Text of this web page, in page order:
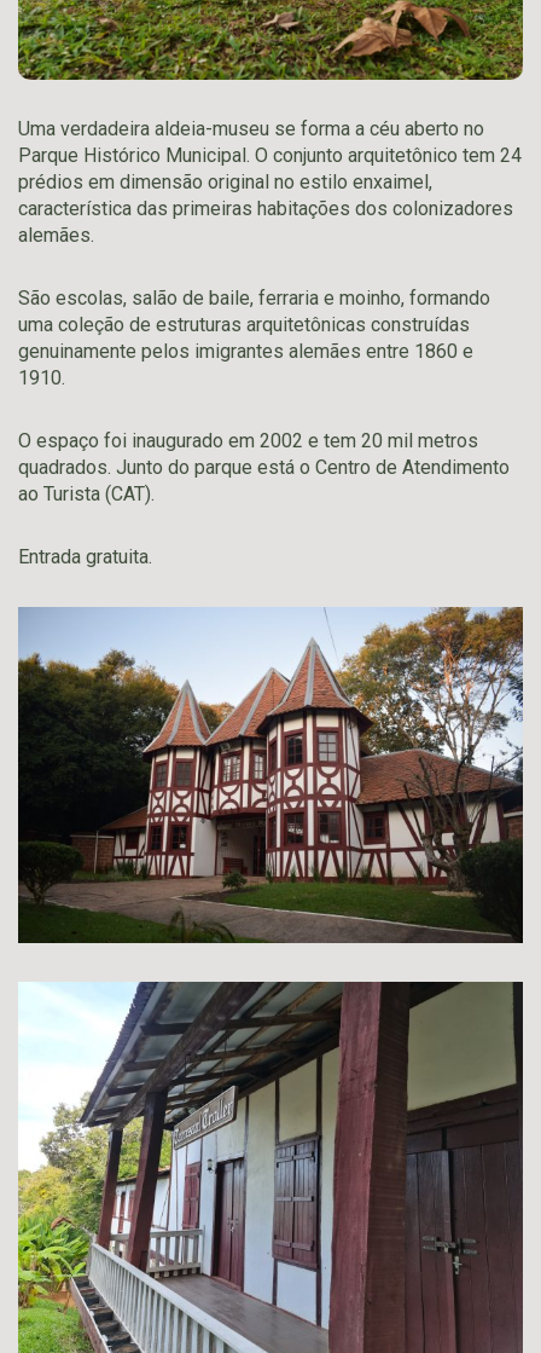
Uma verdadeira aldeia-museu se forma a céu aberto no
Parque Histórico Municipal. O conjunto arquitetônico tem 24
prédios em dimensão original no estilo enxaimel,
característica das primeiras habitações dos colonizadores
alemães.
São escolas, salão de baile, ferraria e moinho, formando
uma coleção de estruturas arquitetônicas construídas
genuinamente pelos imigrantes alemães entre 1860 e
1910.
O espaço foi inaugurado em 2002 e tem 20 mil metros
quadrados. Junto do parque está o Centro de Atendimento
ao Turista (CAT).
Entrada gratuita.